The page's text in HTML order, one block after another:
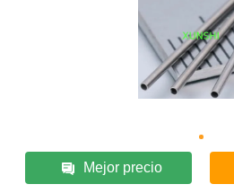
Mejor precio